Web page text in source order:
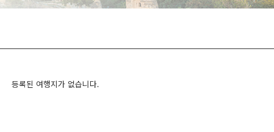
등록된 여행지가 없습니다.